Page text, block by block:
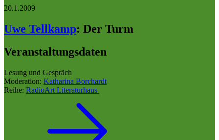
20.1.2009
Uwe Tellkamp: Der Turm
Veranstaltungsdaten
Lesung und Gespräch
Moderation: Katharina Borchardt
Reihe: RadioArt Literaturhaus